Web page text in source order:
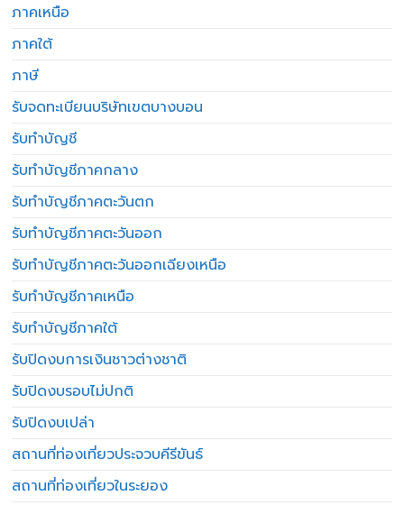
ภาคเหนือ
ภาคใต้
ภาษี
รับจดทะเบียนบริษัทเขตบางบอน
รับทำบัญชี
รับทำบัญชีภาคกลาง
รับทำบัญชีภาคตะวันตก
รับทำบัญชีภาคตะวันออก
รับทำบัญชีภาคตะวันออกเฉียงเหนือ
รับทำบัญชีภาคเหนือ
รับทำบัญชีภาคใต้
รับปิดงบการเงินชาวต่างชาติ
รับปิดงบรอบไม่ปกติ
รับปิดงบเปล่า
สถานที่ท่องเที่ยวประจวบคีรีขันธ์
สถานที่ท่องเที่ยวในระยอง